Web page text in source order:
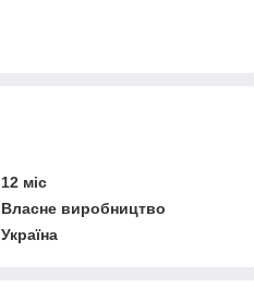
12 міс
Власне виробництво
Україна